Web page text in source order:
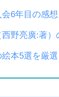
6年目の感想
野亮廣:著）
本5選を厳選